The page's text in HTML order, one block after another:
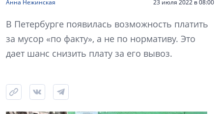
Анна Нежинская 23 июля 2022 в 08:00
В Петербурге появилась возможность платить
за мусор «по факту», а не по нормативу. Это
дает шанс снизить плату за его вывоз.